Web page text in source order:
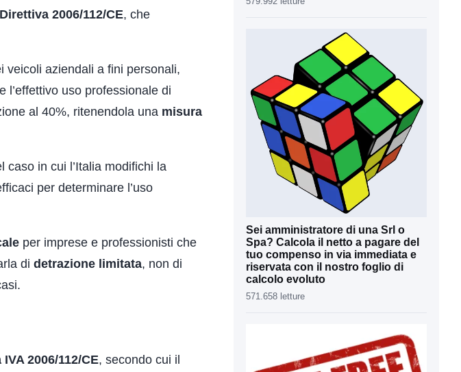
2006/112/CE, che
veicoli aziendali a fini personali,
l’effettivo uso professionale di
al 40%, ritenendola una misura
caso in cui l’Italia modifichi la
per determinare l’uso
per imprese e professionisti che
di detrazione limitata, non di
2006/112/CE, secondo cui il
Sei amministratore di una Srl o
Spa? Calcola il netto a pagare del
tuo compenso in via immediata e
riservata con il nostro foglio di
calcolo evoluto
571.658 letture